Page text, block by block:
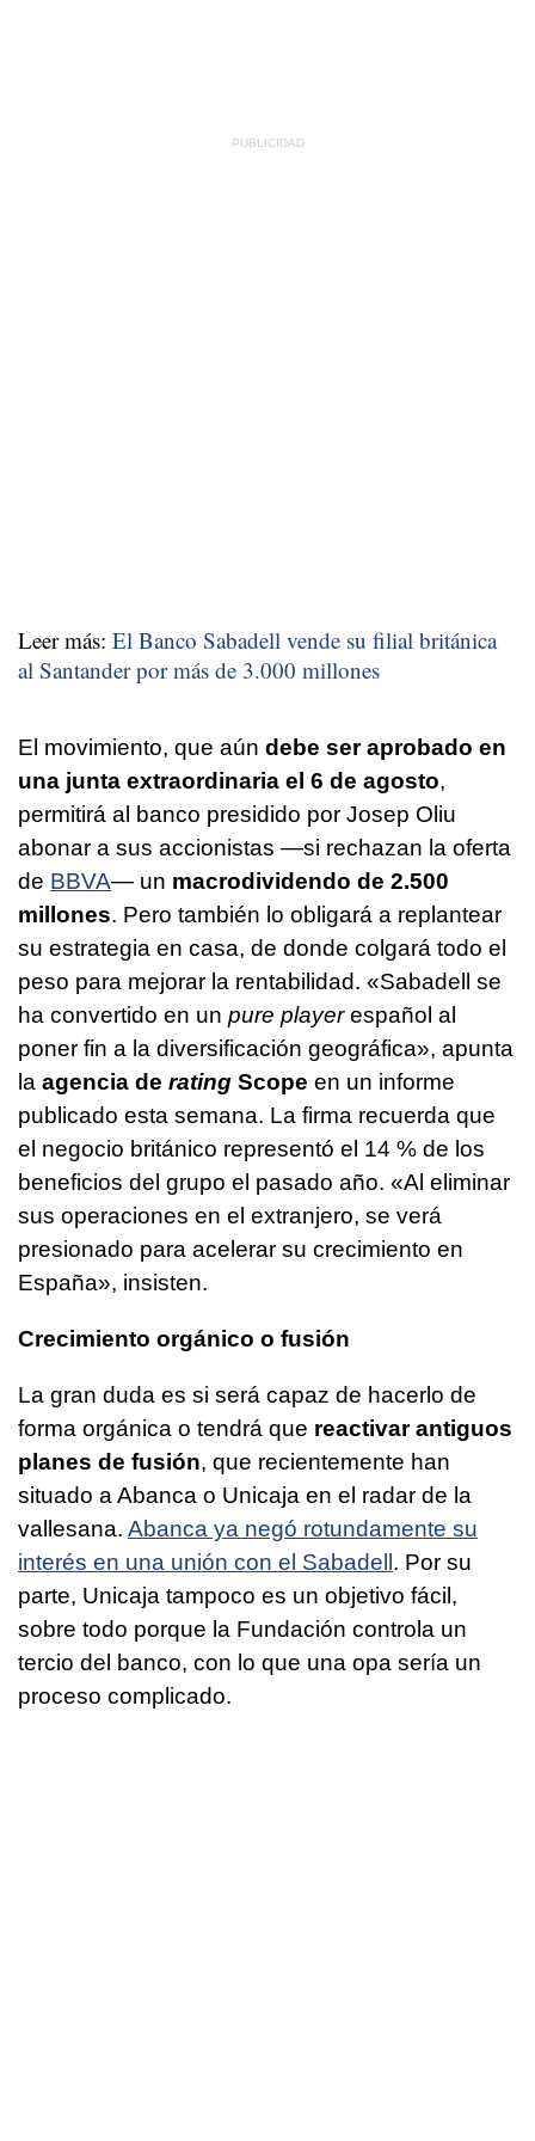
Leer más: El Banco Sabadell vende su filial británica
al Santander por más de 3.000 millones
El movimiento, que aún debe ser aprobado en
una junta extraordinaria el 6 de agosto,
permitirá al banco presidido por Josep Oliu
abonar a sus accionistas —si rechazan la oferta
de BBVA— un macrodividendo de 2.500
millones. Pero también lo obligará a replantear
su estrategia en casa, de donde colgará todo el
peso para mejorar la rentabilidad. «Sabadell se
ha convertido en un pure playerespañol al
poner fin a la diversificación geográfica», apunta
la agencia de rating Scope en un informe
publicado esta semana. La firma recuerda que
el negocio británico representó el 14 % de los
beneficios del grupo el pasado año. «Al eliminar
sus operaciones en el extranjero, se verá
presionado para acelerar su crecimiento en
España», insisten.
Crecimiento orgánico o fusión
La gran duda es si será capaz de hacerlo de
forma orgánica o tendrá que reactivar antiguos
planes de fusión, que recientemente han
situado a Abanca o Unicaja en el radar de la
vallesana. Abanca ya negó rotundamente su
interés en una unión con el Sabadell. Por su
parte, Unicaja tampoco es un objetivo fácil,
sobre todo porque la Fundación controla un
tercio del banco, con lo que una opa sería un
proceso complicado.